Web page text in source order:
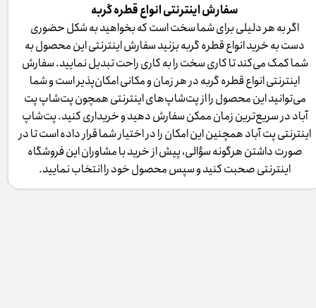
سفارش اینترنتی انواع قطره گربه
اگر به هر دلیلی برای شما سخت است که بخواهید به شکل حضوری
دست به خرید انواع قطره گربه بزنید سفارش اینترنتی این محصول به
شما کمک می‌کند تا کاری سخت را به کاری راحت تبدیل نمایید. سفارش
اینترنتی انواع قطره گربه در هر زمان و مکانی امکان‌پذیر است و شما
می‌توانید این محصول را از پت‌شاپ‌های اینترنتی همچون پت‌شاپ پت
آباد در سریع‌ترین زمان ممکن سفارش دهید و خریداری کنید. پت‌شاپ
اینترنتی پت آباد همچنین این امکان را در اختیار شما قرار داده است تا در
صورت داشتن هرگونه سؤالی، پیش از خرید با مشاوران این فروشگاه
اینترنتی صحبت کنید و سپس محصول خود را انتخاب نمایید.​​​​​​​